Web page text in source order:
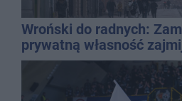
Wroński do radnych:
prywatną własność
gospodarką